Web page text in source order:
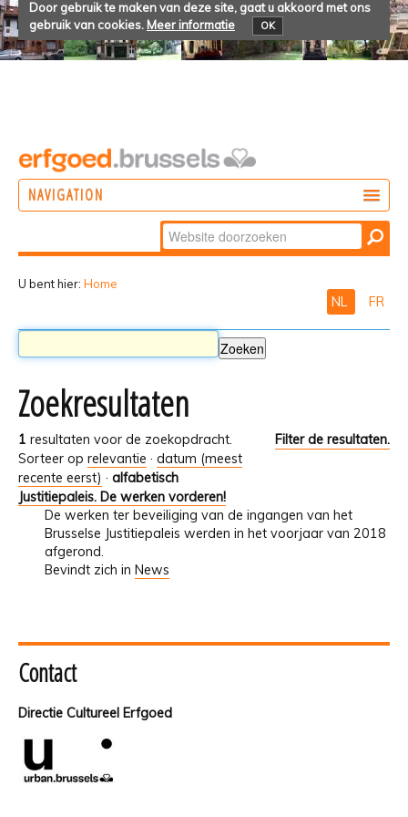
Door gebruik te maken van deze site, gaat u akkoord met ons
gebruik van cookies. Meer informatie OK
NAVIGATION
Zoek
Geavanceerd
U bent hier: Home
NL FR
Zoekresultaten
1 resultaten voor de zoekopdracht.
Filter de resultaten.
Sorteer op relevantie · datum (meest
recente eerst) · alfabetisch
Justitiepaleis. De werken vorderen!
De werken ter beveiliging van de ingangen van het
Brusselse Justitiepaleis werden in het voorjaar van 2018
afgerond.
Bevindt zich in News
Contact
Directie Cultureel Erfgoed